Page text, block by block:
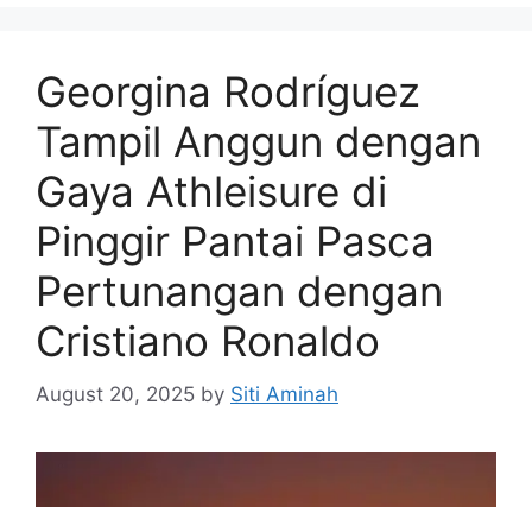
Georgina Rodríguez
Tampil Anggun dengan
Gaya Athleisure di
Pinggir Pantai Pasca
Pertunangan dengan
Cristiano Ronaldo
August 20, 2025 by Siti Aminah